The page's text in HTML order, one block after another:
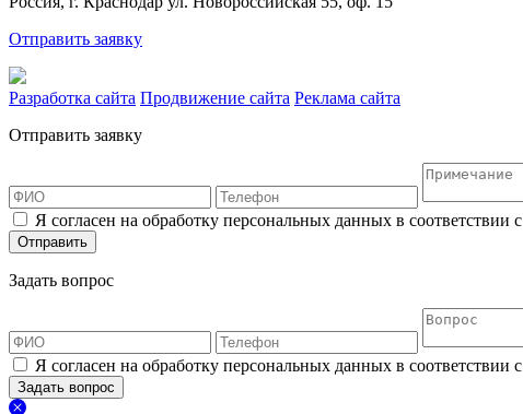
Отправить заявку
Разработка сайта Продвижение сайта Реклама сайта
Отправить заявку
Я согласен на обработку персональных данных в соответствии с
Отправить
Задать вопрос
Я согласен на обработку персональных данных в соответствии с
Задать вопрос